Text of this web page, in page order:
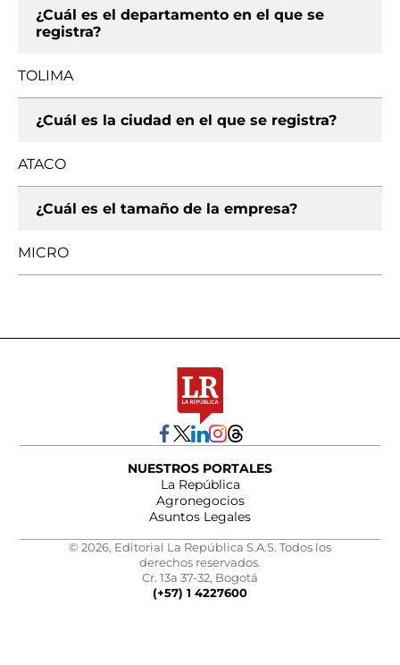
¿Cuál es el departamento en el que se
registra?
TOLIMA
¿Cuál es la ciudad en el que se registra?
ATACO
¿Cuál es el tamaño de la empresa?
MICRO
NUESTROS PORTALES
La República
Agronegocios
Asuntos Legales
© 2026, Editorial La República S.A.S. Todos los
derechos reservados.
Cr. 13a 37-32, Bogotá
(+57) 1 4227600